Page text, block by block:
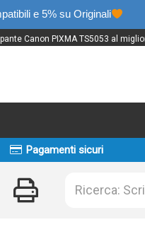
e 5% su Originali
Canon PIXMA TS5053 al
Pagamenti sicuri